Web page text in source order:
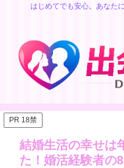
はじめてでも安心。あなた
PR 18禁
結婚生活の幸せは
た！婚活経験者の